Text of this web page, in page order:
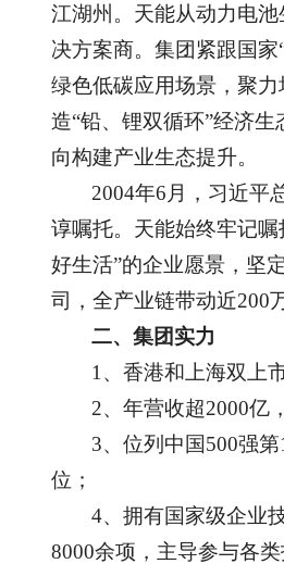
江湖州。天能从动力电
决方案商。集团紧跟国
绿色低碳应用场景，聚
造“铅、锂双循环”经济
向构建产业生态提升。
2004年6月，习近平
谆嘱托。天能始终牢记
好生活”的企业愿景，坚
司，全产业链带动近200
二、集团实力
1、香港和上海双上
2、年营收超2000亿
3、位列中国500强
位；
4、拥有国家级企业
8000余项，主导参与各